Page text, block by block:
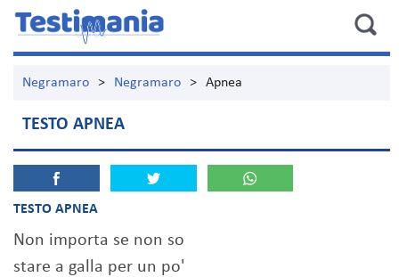
Negramaro > Negramaro > Apnea
TESTO APNEA
TESTO APNEA
Non importa se non so
stare a galla per un po'